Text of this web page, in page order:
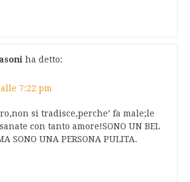
ha detto:
7:22 pm
si tradisce,perche’ fa male;le
con tanto amore!SONO UN BEL
SONO UNA PERSONA PULITA.